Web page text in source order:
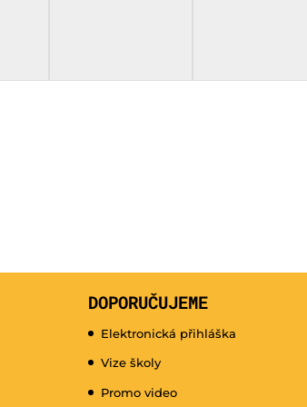
DOPORUČUJEME
Elektronická přihláška
Vize školy
Promo video